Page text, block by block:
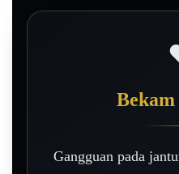
Gangguan pada